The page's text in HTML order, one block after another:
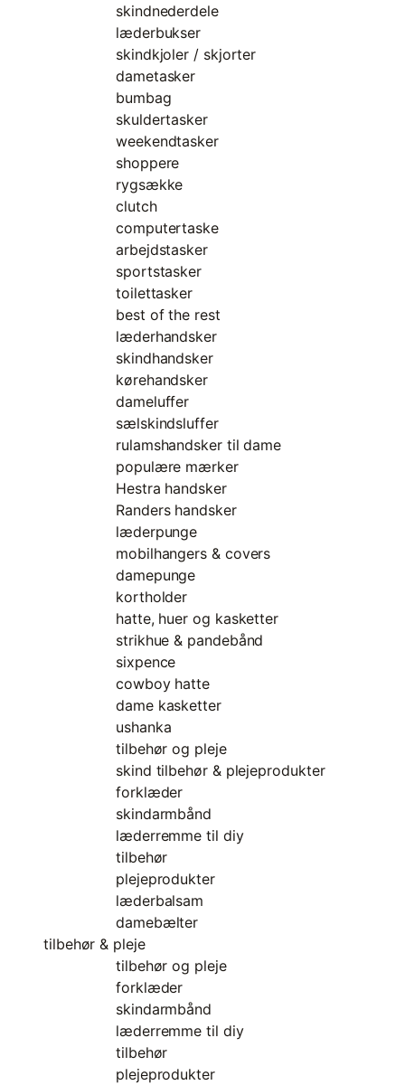
skindnederdele
læderbukser
skindkjoler / skjorter
dametasker
bumbag
skuldertasker
weekendtasker
shoppere
rygsække
clutch
computertaske
arbejdstasker
sportstasker
toilettasker
best of the rest
læderhandsker
skindhandsker
kørehandsker
dameluffer
sælskindsluffer
rulamshandsker til dame
populære mærker
Hestra handsker
Randers handsker
læderpunge
mobilhangers & covers
damepunge
kortholder
hatte, huer og kasketter
strikhue & pandebånd
sixpence
cowboy hatte
dame kasketter
ushanka
tilbehør og pleje
skind tilbehør & plejeprodukter
forklæder
skindarmbånd
læderremme til diy
tilbehør
plejeprodukter
læderbalsam
damebælter
tilbehør & pleje
tilbehør og pleje
forklæder
skindarmbånd
læderremme til diy
tilbehør
plejeprodukter